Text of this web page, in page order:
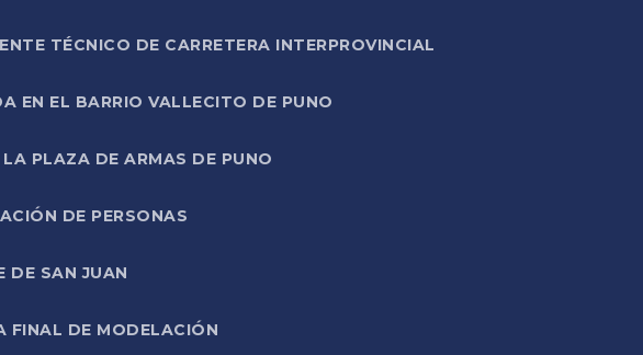
TÉCNICO DE CARRETERA INTERPROVINCIAL
EN EL BARRIO VALLECITO DE PUNO
PLAZA DE ARMAS DE PUNO
DE PERSONAS
DE SAN JUAN
FINAL DE MODELACIÓN